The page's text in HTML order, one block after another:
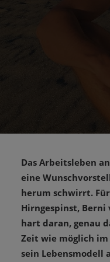
Das Arbeitsleben
eine
herum schwirrt.
Hirngespinst,
hart daran, genau
Zeit wie möglich
sein Lebensmodell